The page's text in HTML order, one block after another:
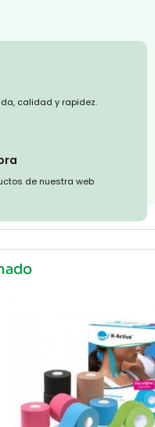
calidad y rapidez.
de nuestra web